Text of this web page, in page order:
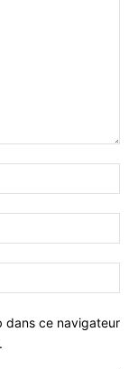
:*
:*
:
dans ce navigateur